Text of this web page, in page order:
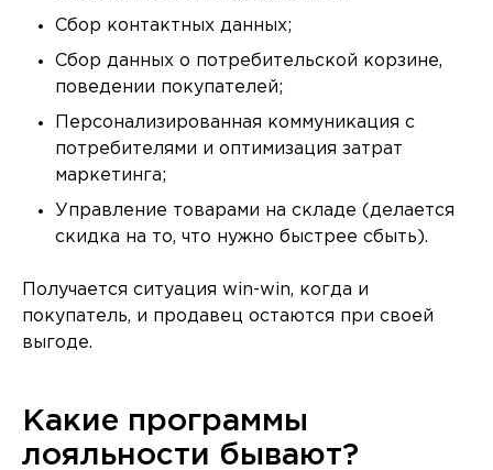
Сбор контактных данных;
Сбор данных о потребительской корзине,
поведении покупателей;
Персонализированная коммуникация с
потребителями и оптимизация затрат
маркетинга;
Управление товарами на складе (делается
скидка на то, что нужно быстрее сбыть).
Получается ситуация win-win, когда и
покупатель, и продавец остаются при своей
выгоде.
Какие программы
лояльности бывают?